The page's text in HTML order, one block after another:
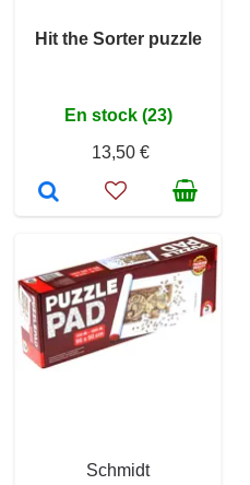
Hit the Sorter puzzle
En stock (23)
13,50 €
Schmidt